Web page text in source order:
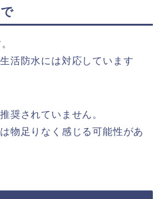
活防水には対応しています
奨されていません。
物足りなく感じる可能性があ